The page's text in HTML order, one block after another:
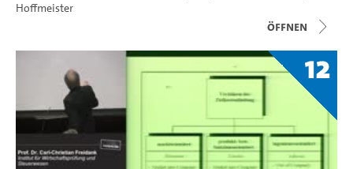
Hoffmeister
Öffnen
12